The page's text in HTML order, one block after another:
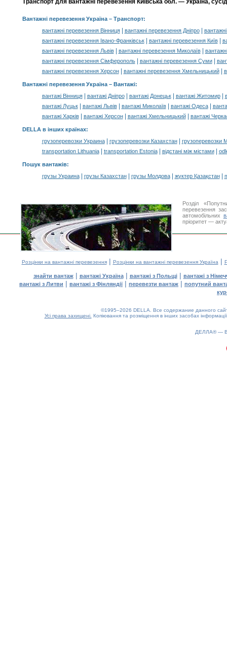
Транспорт для вантажні перевезення Київська обл. — Україна,
Вантажні перевезення Україна– Транспорт:
вантажні перевезення Вінниця| вантажні перевезення Дніпро|
вантажні перевезення Івано-Франківськ| вантажні перевезення Київ|
вантажні перевезення Львів| вантажні перевезення Миколаїв|
вантажні перевезення Сімферополь| вантажні перевезення Суми|
вантажні перевезення Херсон| вантажні перевезення Хмельницький|
Вантажні перевезення Україна – Вантажі:
вантажі Вінниця| вантажі Дніпро| вантажі Донецьк| вантажі Житомир|
вантажі Луцьк| вантажі Львів| вантажі Миколаїв| вантажі Одеса|
вантажі Харків| вантажі Херсон| вантажі Хмельницький| вантажі
DELLA в інших країнах:
грузоперевозки Украина| грузоперевозки Казахстан|
грузоперевозки
transportation Lithuania| transportation Estonia| відстані між містами|
Пошук вантажів:
грузы Украина| грузы Казахстан| грузы Молдова| жүктер Қазақстан|
Розділ
перевезення
автомобільних
пріоритет —
Розцінки на вантажні перевезення| Розцінки на вантажні перевезення Україна |
знайти вантаж| вантажі Україна| вантажі з Польщі| вантажі з
вантажі з Литви | вантажі з Фінляндії| перевезти вантаж | попутний
©1995–2026 DELLA. Все содержание данного
Усі права захищені. Копіювання та розміщення в інших засобах
ДЕЛЛА® —